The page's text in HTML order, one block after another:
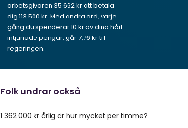
arbetsgivaren 35 662 kr att betala
dig 113 500 kr. Med andra ord, varje
gång du spenderar 10 kr av dina hårt
intjänade pengar, går 7,76 kr till
regeringen.
Folk undrar också
1 362 000 kr årlig är hur mycket per timme?